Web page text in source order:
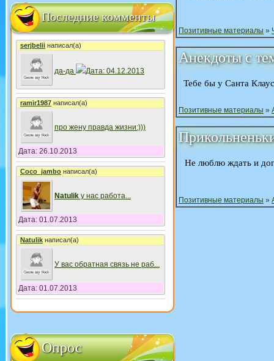
Последние комменты
serjbeliiнаписал(а)
да-да Дата: 04.12.2013
ramir1987написал(а)
про жену правда жизни:)))
Дата: 26.10.2013
Coco_jambo написал(а)
Natulik у нас работа...
Дата: 01.07.2013
Natulikнаписал(а)
У вас обратная связь не раб...
Дата: 01.07.2013
Опрос
Позитивные материалы »
Анекдоты с
Тебе бы у Санта
Позитивные материалы »
Не люблю ждать и
Позитивные материалы »